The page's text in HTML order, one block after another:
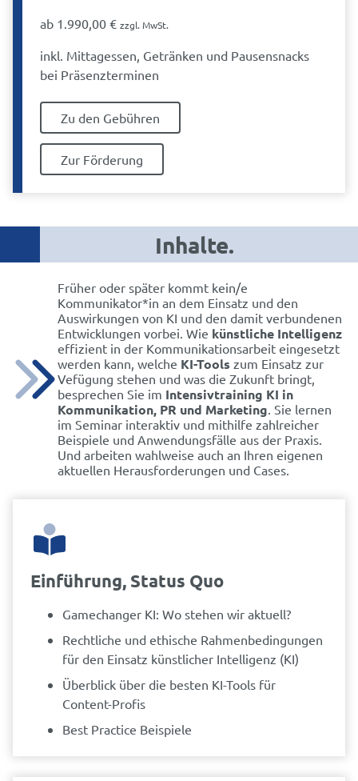
ab 1.990,00 € zzgl. MwSt.
inkl. Mittagessen, Getränken und Pausensnacks
bei Präsenzterminen
Zu den Gebühren
Zur Förderung
Inhalte.
Früher oder später kommt kein/e
Kommunikator*in an dem Einsatz und den
Auswirkungen von KI und den damit verbundenen
Entwicklungen vorbei. Wie künstliche Intelligenz
effizient in der Kommunikationsarbeit eingesetzt
werden kann, welche KI-Tools zum Einsatz zur
Vefügung stehen und was die Zukunft bringt,
besprechen Sie im Intensivtraining KI in
Kommunikation, PR und Marketing. Sie lernen
im Seminar interaktiv und mithilfe zahlreicher
Beispiele und Anwendungsfälle aus der Praxis.
Und arbeiten wahlweise auch an Ihren eigenen
aktuellen Herausforderungen und Cases.
Einführung, Status Quo
Gamechanger KI: Wo stehen wir aktuell?
Rechtliche und ethische Rahmenbedingungen
für den Einsatz künstlicher Intelligenz (KI)
Überblick über die besten KI-Tools für
Content-Profis
Best Practice Beispiele